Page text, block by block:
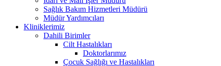
Sağlık Bakım Hizmetleri Müdürü
Müdür Yardımcıları
Kliniklerimiz
Dahili Birimler
Cilt Hastalıkları
Doktorlarımız
Çocuk Sağlığı ve Hastalıkları